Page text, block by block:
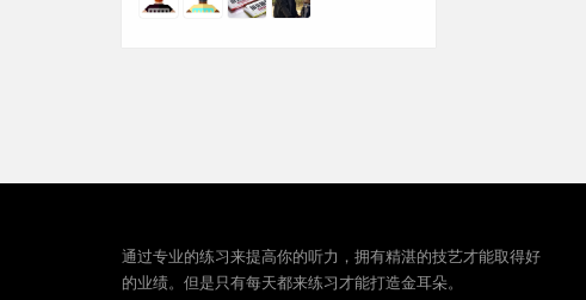
通过专业的练习来提高你的听力，拥有精湛的技艺才能取得好
的业绩。但是只有每天都来练习才能打造金耳朵。